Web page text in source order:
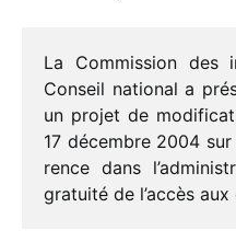
La Commission des
Conseil natio­nal a
un projet de
17 décembre 2004
rence dans
gratuité de l’ac­cès